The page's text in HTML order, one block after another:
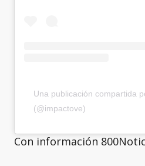
Una publicación compartida
(@impactove)
Con información